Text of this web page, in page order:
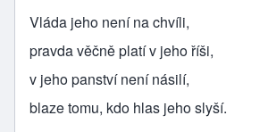
Vláda jeho není na chvíli,
pravda věčně platí v jeho říši,
v jeho panství není násilí,
blaze tomu, kdo hlas jeho slyší.